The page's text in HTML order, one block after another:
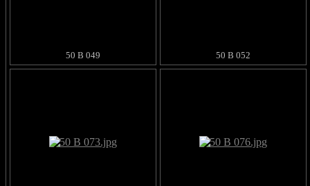
50 B 049 50 B 052